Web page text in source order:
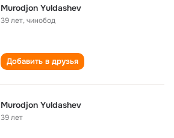
Murodjon Yuldashev
39 лет,чинобод
Добавить в друзья
Murodjon Yuldashev
39 лет